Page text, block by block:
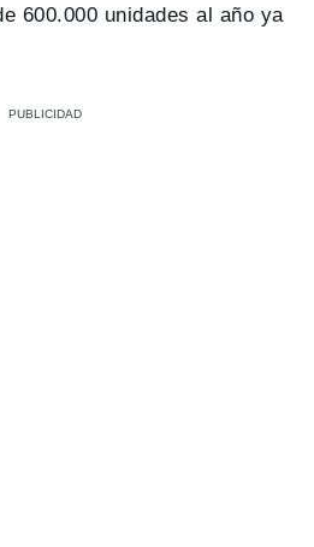
600.000 unidades al año ya